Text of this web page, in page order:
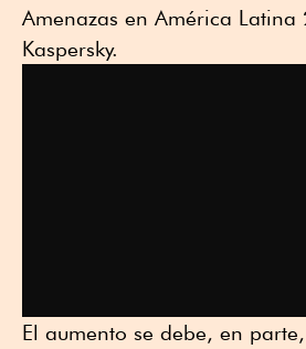
Amenazas en América Latina
Kaspersky.
El aumento se debe, en